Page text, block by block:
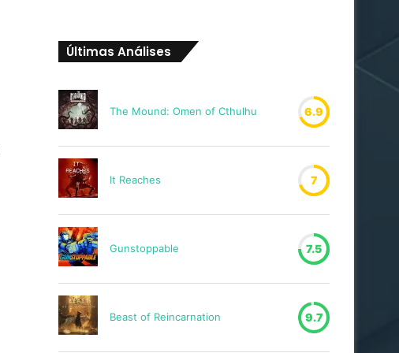
Últimas Análises
The Mound: Omen of Cthulhu 6.9
It Reaches 7
Gunstoppable 7.5
Beast of Reincarnation 9.7